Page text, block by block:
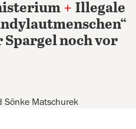
+ Illegale
noch vor
Sönke Matschurek